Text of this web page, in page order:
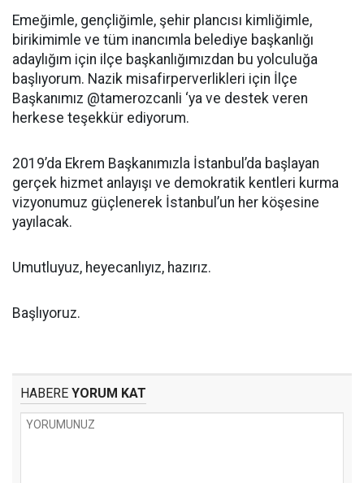
Emeğimle, gençliğimle, şehir plancısı kimliğimle,
birikimimle ve tüm inancımla belediye başkanlığı
adaylığım için ilçe başkanlığımızdan bu yolculuğa
başlıyorum. Nazik misafirperverlikleri için İlçe
Başkanımız @tamerozcanli ‘ya ve destek veren
herkese teşekkür ediyorum.
2019’da Ekrem Başkanımızla İstanbul’da başlayan
gerçek hizmet anlayışı ve demokratik kentleri kurma
vizyonumuz güçlenerek İstanbul’un her köşesine
yayılacak.
Umutluyuz, heyecanlıyız, hazırız.
Başlıyoruz.
HABERE YORUM KAT